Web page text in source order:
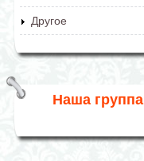
Другое
Наша группа